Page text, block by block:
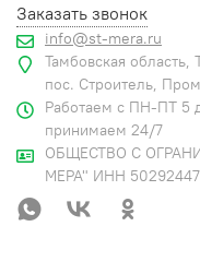
Заказать звонок
info@st-mera.ru
Тамбовская
пос. Строитель,
Работаем с ПН-ПТ 5
принимаем 24/7
ОБЩЕСТВО С
МЕРА" ИНН